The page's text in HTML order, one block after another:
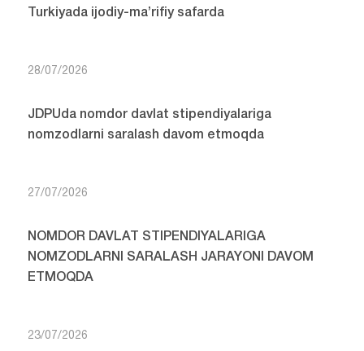
Turkiyada ijodiy-ma’rifiy safarda
28/07/2026
JDPUda nomdor davlat stipendiyalariga
nomzodlarni saralash davom etmoqda
27/07/2026
NOMDOR DAVLAT STIPENDIYALARIGA
NOMZODLARNI SARALASH JARAYONI DAVOM
ETMOQDA
23/07/2026